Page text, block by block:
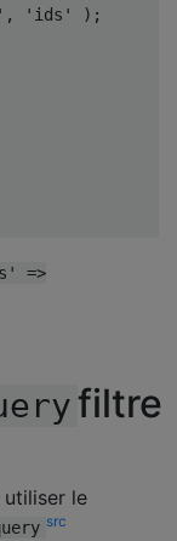
, 'ids' );
=>
filtre
utiliser le
src